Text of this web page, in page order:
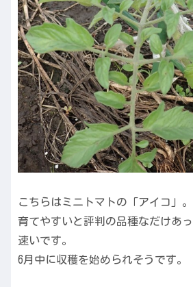
こちらはミニトマトの「アイコ」。
育てやすいと評判の品種なだけあ
速いです。
6月中に収穫を始められそうです。